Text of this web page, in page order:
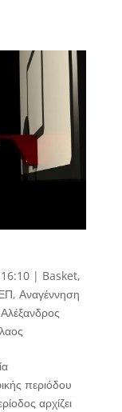
| Basket,
, Αναγέννηση
περιόδου
αρχίζει